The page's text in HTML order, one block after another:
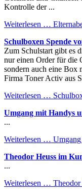
Kontrolle der ...
Weiterlesen …
Schulboxen Spende
Zum Schulstart gibt es
nur einen Order für die
sondern auch eine Box
Firma Toner Activ aus
Weiterlesen …
Umgang mit Handys
...
Weiterlesen …
Theodor Heuss im
...
Weiterlesen …